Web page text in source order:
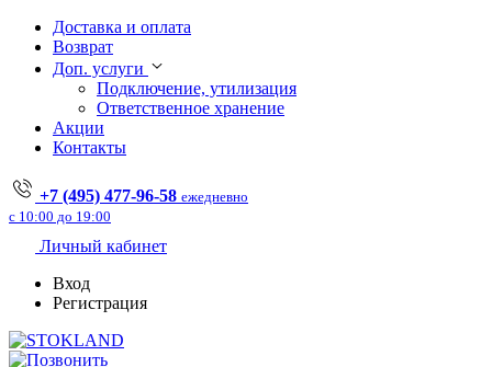
Доставка и оплата
Возврат
Доп. услуги
Подключение, утилизация
Ответственное хранение
Акции
Контакты
+7 (495) 477-96-58 ежедневно
с 10:00 до 19:00
Личный кабинет
Вход
Регистрация